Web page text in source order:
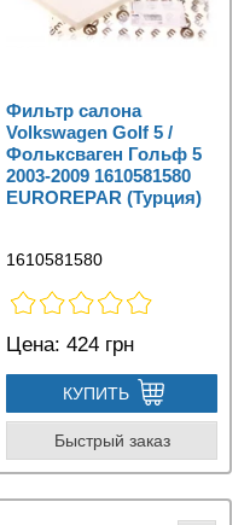
Фильтр салона
Volkswagen Golf 5 /
Фольксваген Гольф 5
2003-2009 1610581580
EUROREPAR (Турция)
1610581580
Цена: 424 грн
КУПИТЬ
Быстрый заказ